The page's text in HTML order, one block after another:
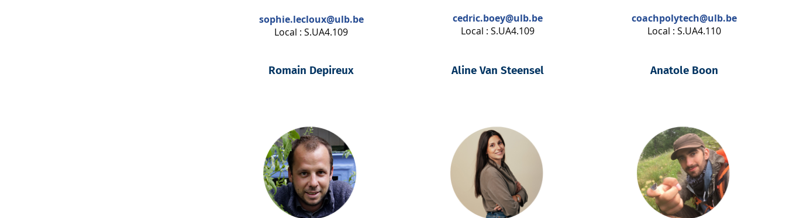
sophie.lecloux@ulb.be
Local : S.UA4.109
cedric.boey@ulb.be
Local : S.UA4.109
coachpolytech@ulb.be
Local : S.UA4.110
Romain Depireux Aline Van Steensel Anatole Boon